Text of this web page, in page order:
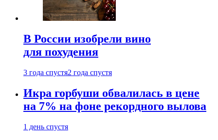
В России изобрели вино
для похудения
3 года спустя2 года спустя
Икра горбуши обвалилась в цене
на 7% на фоне рекордного вылова
1 день спустя